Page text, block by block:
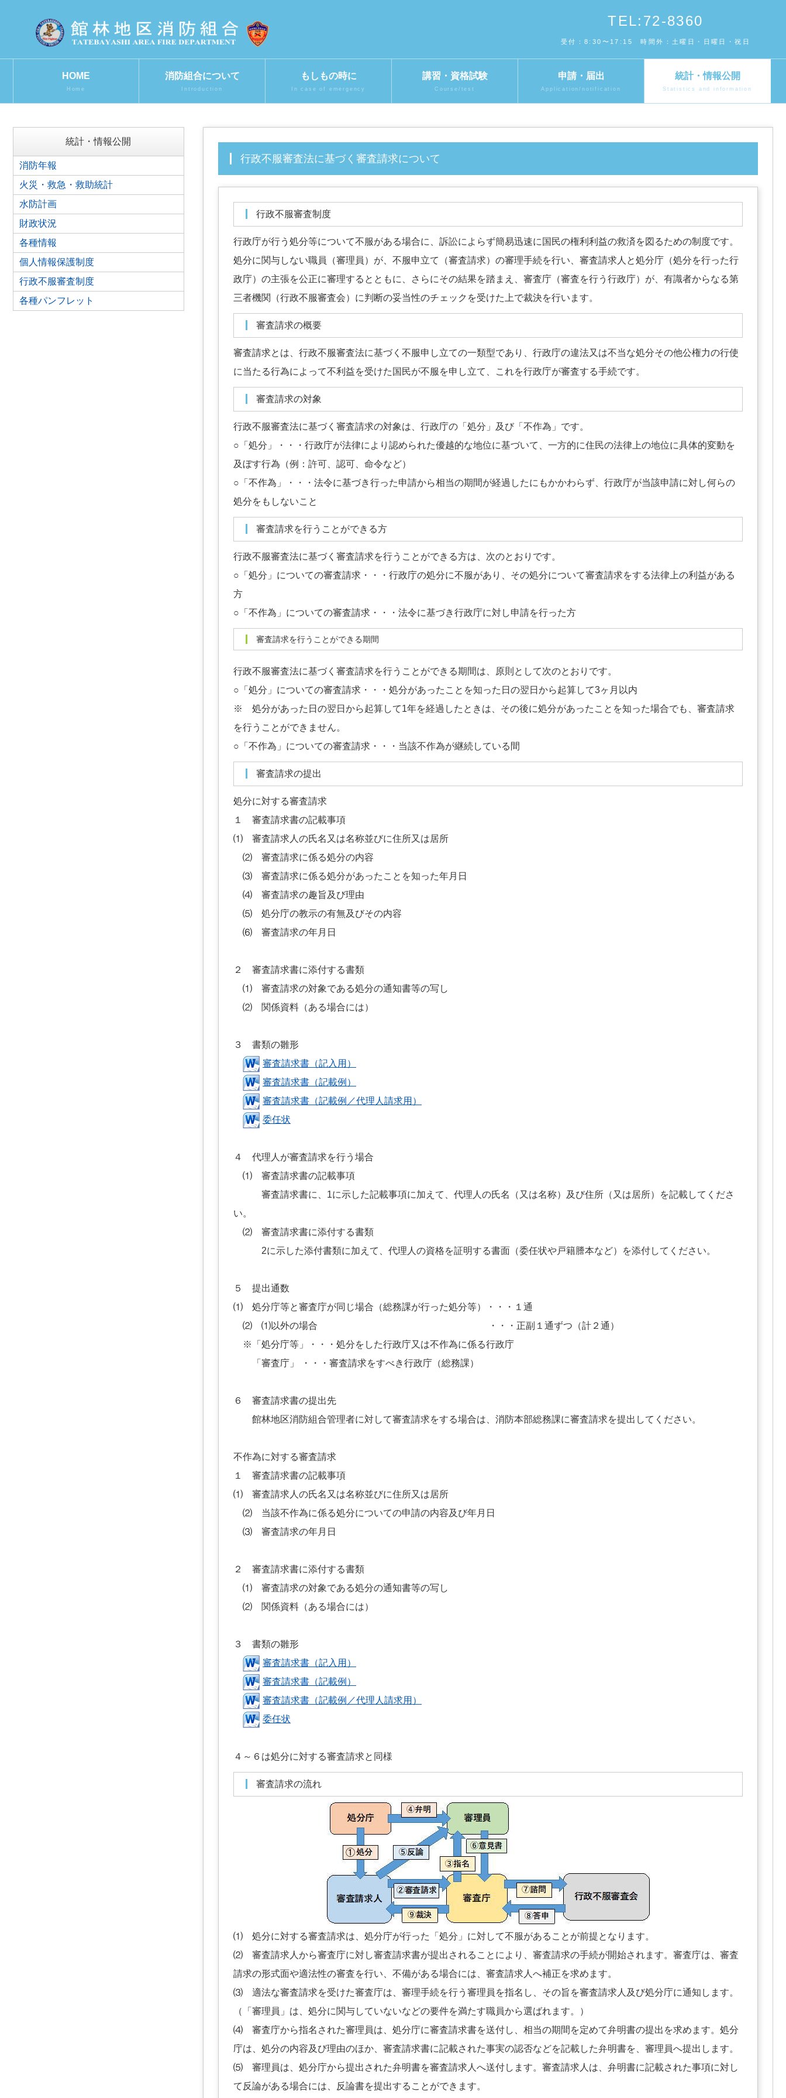
TEL:72-8360
受付：8:30〜17:15 時間外：土曜日・日曜日・祝日
HOME
Home
消防組合について
Introduction
もしもの時に
In case of emergency
講習・資格試験
Course/test
申請・届出
Application/notification
統計・情報公開
Statistics and information
行政不服審査法に基づく審査請求について
行政不服審査制度
行政庁が行う処分等について不服がある場合に、訴訟によらず簡易迅速に国民の権利利益の救済を図るための制度です。
処分に関与しない職員（審理員）が、不服申立て（審査請求）の審理手続を行い、審査請求人と処分庁（処分を行った行
政庁）の主張を公正に審理するとともに、さらにその結果を踏まえ、審査庁（審査を行う行政庁）が、有識者からなる第
三者機関（行政不服審査会）に判断の妥当性のチェックを受けた上で裁決を行います。
審査請求の概要
審査請求とは、行政不服審査法に基づく不服申し立ての一類型であり、行政庁の違法又は不当な処分その他公権力の行使
に当たる行為によって不利益を受けた国民が不服を申し立て、これを行政庁が審査する手続です。
審査請求の対象
行政不服審査法に基づく審査請求の対象は、行政庁の「処分」及び「不作為」です。
○「処分」・・・行政庁が法律により認められた優越的な地位に基づいて、一方的に住民の法律上の地位に具体的変動を
及ぼす行為（例：許可、認可、命令など）
○「不作為」・・・法令に基づき行った申請から相当の期間が経過したにもかかわらず、行政庁が当該申請に対し何らの
処分をもしないこと
審査請求を行うことができる方
行政不服審査法に基づく審査請求を行うことができる方は、次のとおりです。
○「処分」についての審査請求・・・行政庁の処分に不服があり、その処分について審査請求をする法律上の利益がある
方
○「不作為」についての審査請求・・・法令に基づき行政庁に対し申請を行った方
審査請求を行うことができる期間
行政不服審査法に基づく審査請求を行うことができる期間は、原則として次のとおりです。
○「処分」についての審査請求・・・処分があったことを知った日の翌日から起算して3ヶ月以内
※ 処分があった日の翌日から起算して1年を経過したときは、その後に処分があったことを知った場合でも、審査請求
を行うことができません。
○「不作為」についての審査請求・・・当該不作為が継続している間
審査請求の提出
処分に対する審査請求
１ 審査請求書の記載事項
⑴ 審査請求人の氏名又は名称並びに住所又は居所
⑵ 審査請求に係る処分の内容
⑶ 審査請求に係る処分があったことを知った年月日
⑷ 審査請求の趣旨及び理由
⑸ 処分庁の教示の有無及びその内容
⑹ 審査請求の年月日
２ 審査請求書に添付する書類
⑴ 審査請求の対象である処分の通知書等の写し
⑵ 関係資料（ある場合には）
３ 書類の雛形
審査請求書（記入用）
審査請求書（記載例）
審査請求書（記載例／代理人請求用）
委任状
４ 代理人が審査請求を行う場合
⑴ 審査請求書の記載事項
審査請求書に、1に示した記載事項に加えて、代理人の氏名（又は名称）及び住所（又は居所）を記載してくださ
い。
⑵ 審査請求書に添付する書類
2に示した添付書類に加えて、代理人の資格を証明する書面（委任状や戸籍謄本など）を添付してください。
５ 提出通数
⑴ 処分庁等と審査庁が同じ場合（総務課が行った処分等）・・・１通
⑵ ⑴以外の場合 ・・・正副１通ずつ（計２通）
※「処分庁等」・・・処分をした行政庁又は不作為に係る行政庁
「審査庁」 ・・・審査請求をすべき行政庁（総務課）
６ 審査請求書の提出先
館林地区消防組合管理者に対して審査請求をする場合は、消防本部総務課に審査請求を提出してください。
不作為に対する審査請求
１ 審査請求書の記載事項
⑴ 審査請求人の氏名又は名称並びに住所又は居所
⑵ 当該不作為に係る処分についての申請の内容及び年月日
⑶ 審査請求の年月日
２ 審査請求書に添付する書類
⑴ 審査請求の対象である処分の通知書等の写し
⑵ 関係資料（ある場合には）
３ 書類の雛形
審査請求書（記入用）
審査請求書（記載例）
審査請求書（記載例／代理人請求用）
委任状
４～６は処分に対する審査請求と同様
審査請求の流れ
⑴ 処分に対する審査請求は、処分庁が行った「処分」に対して不服があることが前提となります。
⑵ 審査請求人から審査庁に対し審査請求書が提出されることにより、審査請求の手続が開始されます。審査庁は、審査
請求の形式面や適法性の審査を行い、不備がある場合には、審査請求人へ補正を求めます。
⑶ 適法な審査請求を受けた審査庁は、審理手続を行う審理員を指名し、その旨を審査請求人及び処分庁に通知します。
（「審理員」は、処分に関与していないなどの要件を満たす職員から選ばれます。）
⑷ 審査庁から指名された審理員は、処分庁に審査請求書を送付し、相当の期間を定めて弁明書の提出を求めます。処分
庁は、処分の内容及び理由のほか、審査請求書に記載された事実の認否などを記載した弁明書を、審理員へ提出します。
⑸ 審理員は、処分庁から提出された弁明書を審査請求人へ送付します。審査請求人は、弁明書に記載された事項に対し
て反論がある場合には、反論書を提出することができます。
統計・情報公開
消防年報
火災・救急・救助統計
水防計画
財政状況
各種情報
個人情報保護制度
行政不服審査制度
各種パンフレット